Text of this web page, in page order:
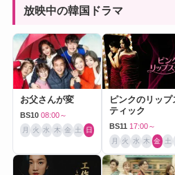
放映中の韓国ドラマ
お父さんが変
BS10 08:00～
月 火 水 木 金 土 日
ピンクのリップ
ティック
BS11 17:00～
月 火 水 木 金 土